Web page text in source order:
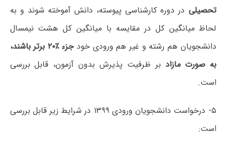
تحصیلی در دوره کارشناسی پیوسته، دانش آموخته شوند و به
لحاظ میانگین کل در مقایسه با میانگین کل هشت نیمسال
دانشجویان هم رشته و غیر هم ورودی خود
جزء ٪۲۰ برتر باشند،
به صورت مازاد بر ظرفیت پذیرش بدون آزمون، قابل بررسی
است.
۵- درخواست دانشجویان ورودی ۱۳۹۹ در شرایط زیر قابل بررسی
است: